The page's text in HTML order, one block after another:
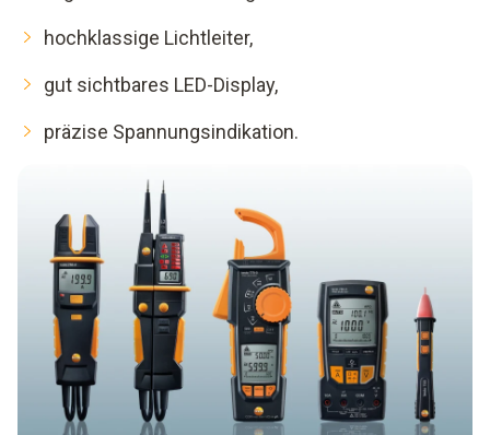
hochklassige Lichtleiter,
gut sichtbares LED-Display,
präzise Spannungsindikation.